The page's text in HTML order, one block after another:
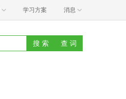
学习方案 消息
搜 索 查 词